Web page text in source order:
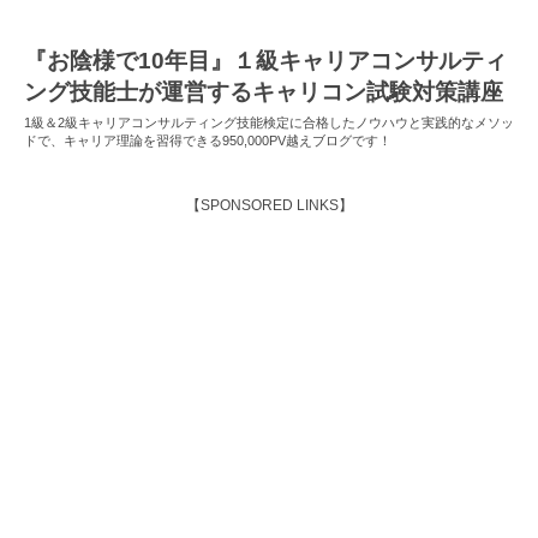
『お陰様で10年目』１級キャリアコンサルティ
ング技能士が運営するキャリコン試験対策講座
1級＆2級キャリアコンサルティング技能検定に合格したノウハウと実践的なメソッ
ドで、キャリア理論を習得できる950,000PV越えブログです！
【SPONSORED LINKS】